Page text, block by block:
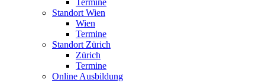
Termine
Standort Wien
Wien
Termine
Standort Zürich
Zürich
Termine
Online Ausbildung